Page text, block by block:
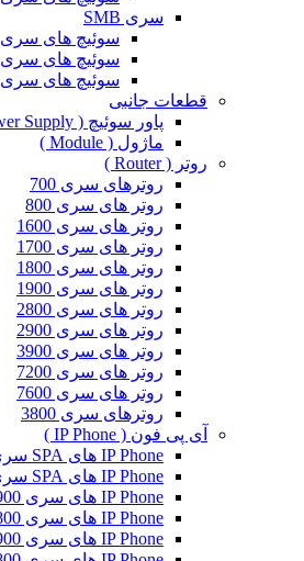
سری SMB
سوئیچ های سری 110
سوئیچ های سری 200
سوئیچ های سری 300
قطعات جانبی
پاور سوئیچ ( Power Supply )
ماژول ( Module )
روتر ( Router )
روترهای سری 700
روتر های سری 800
روتر های سری 1600
روتر های سری 1700
روتر های سری 1800
روتر های سری 1900
روتر های سری 2800
روتر های سری 2900
روتر های سری 3900
روتر های سری 7200
روتر های سری 7600
روترهای سری 3800
آی پی فون ( IP Phone )
IP Phone های SPA سری 300
IP Phone های SPA سری 500
IP Phone های سری 6900
IP Phone های سری 7800
IP Phone های سری 7900